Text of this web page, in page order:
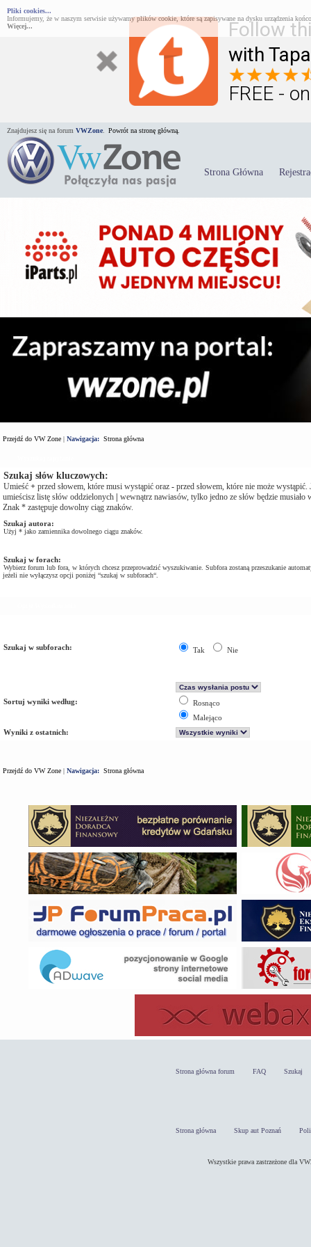
Follow
with
FREE -
Pliki cookies...
Informujemy, że w naszym serwisie używamy plików cookie, które są zapisywane na dysku urządzenia
Więcej...
Znajdujesz się na forum VWZone Powrót na stronę główną.
Strona Główna
Przejdź do VW Zone | Nawigacja: Strona główna
Szukaj słów kluczowych:
Umieść + przed słowem, które musi wystąpić oraz - przed słowem, które nie może wystąpić.
umieścisz listę słów oddzielonych | wewnątrz nawiasów, tylko jedno ze słów będzie musiało
Znak * zastępuje dowolny ciąg znaków.
Szukaj autora:
Użyj * jako zamiennika dowolnego ciągu znaków.
Szukaj w forach:
Wybierz forum lub fora, w których chcesz przeprowadzić wyszukiwanie. Subfora zostaną przeszukanie
jeżeli nie wyłączysz opcji poniżej “szukaj w subforach“.
Szukaj w subforach: Tak Nie
Sortuj wyniki według:
Rosnąco
Malejąco
Wyniki z ostatnich:
Przejdź do VW Zone | Nawigacja: Strona główna
Strona główna forum FAQ Szukaj
Strona główna Skup aut Poznań
Wszystkie prawa zastrzeżone dla